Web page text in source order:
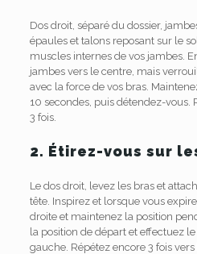
Dos droit, séparé du dossier,
épaules et talons reposant sur le
muscles internes de vos jambes.
jambes vers le centre, mais
avec la force de vos bras.
10 secondes, puis détendez-vous.
3 fois.
2. Étirez-vous sur
Le dos droit, levez les bras et
tête. Inspirez et lorsque vous
droite et maintenez la position
la position de départ et effectuez
gauche. Répétez encore 3 fois